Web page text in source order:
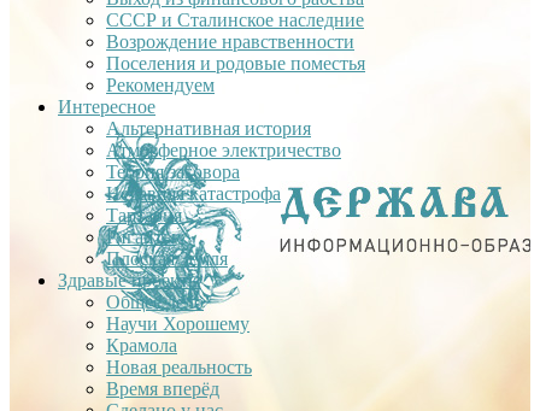
СССР и Сталинское наследние
Возрождение нравственности
Поселения и родовые поместья
Рекомендуем
Интересное
Альтернативная история
Атмосферное электричество
Теория заговора
Недавняя катастрофа
Тартария
Гиганты
Плоская Земля
Здравые проекты
Общее дело
Научи Хорошему
Крамола
Новая реальность
Время вперёд